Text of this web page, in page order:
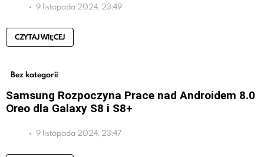
9 listopada 2024, 23:49
CZYTAJ WIĘCEJ
Bez kategorii
Samsung Rozpoczyna Prace nad Androidem 8.0
Oreo dla Galaxy S8 i S8+
9 listopada 2024, 23:47